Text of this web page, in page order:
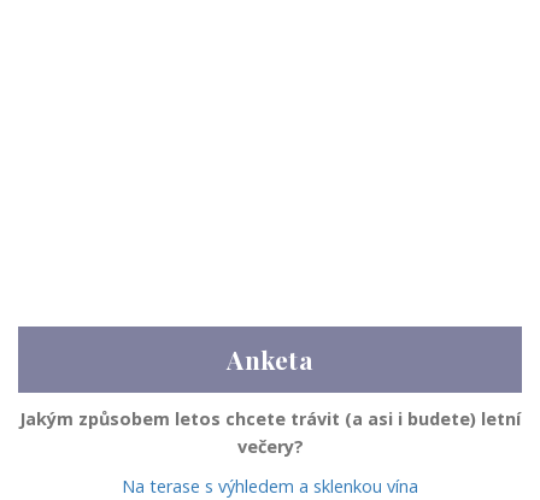
Anketa
Jakým způsobem letos chcete trávit (a asi i budete) letní
večery?
Na terase s výhledem a sklenkou vína